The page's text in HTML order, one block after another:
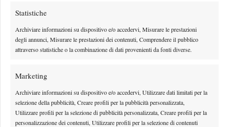
Statistiche
Archiviare informazioni su dispositivo e/o accedervi, Misurare le prestazioni
degli annunci, Misurare le prestazioni dei contenuti, Comprendere il pubblico
attraverso statistiche o la combinazione di dati provenienti da fonti diverse.
Marketing
Archiviare informazioni su dispositivo e/o accedervi, Utilizzare dati limitati per la
selezione della pubblicità, Creare profili per la pubblicità personalizzata,
Utilizzare profili per la selezione di pubblicità personalizzata, Creare profili per la
personalizzazione dei contenuti, Utilizzare profili per la selezione di contenuti
ATP 250 Bastad 2026, Darderi: “Sotto pressione tutta
settimana, più tranquillo per la finale”